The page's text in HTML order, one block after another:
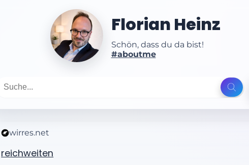
Florian Heinz
Schön, dass du da bist!
#aboutme
wirres.net
reichweiten